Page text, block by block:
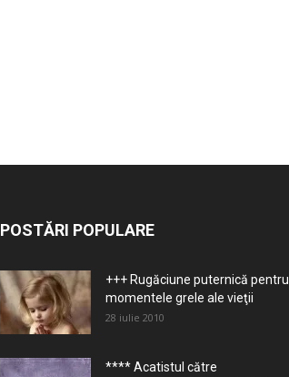
POSTĂRI POPULARE
+++ Rugăciune puternică pentru
momentele grele ale vieţii
28 iulie 2010
**** Acatistul către